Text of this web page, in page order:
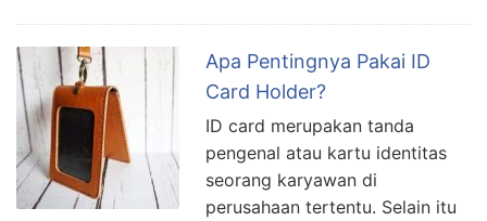
Apa Pentingnya Pakai ID
Card Holder?
ID card merupakan tanda
pengenal atau kartu identitas
seorang karyawan di
perusahaan tertentu. Selain itu